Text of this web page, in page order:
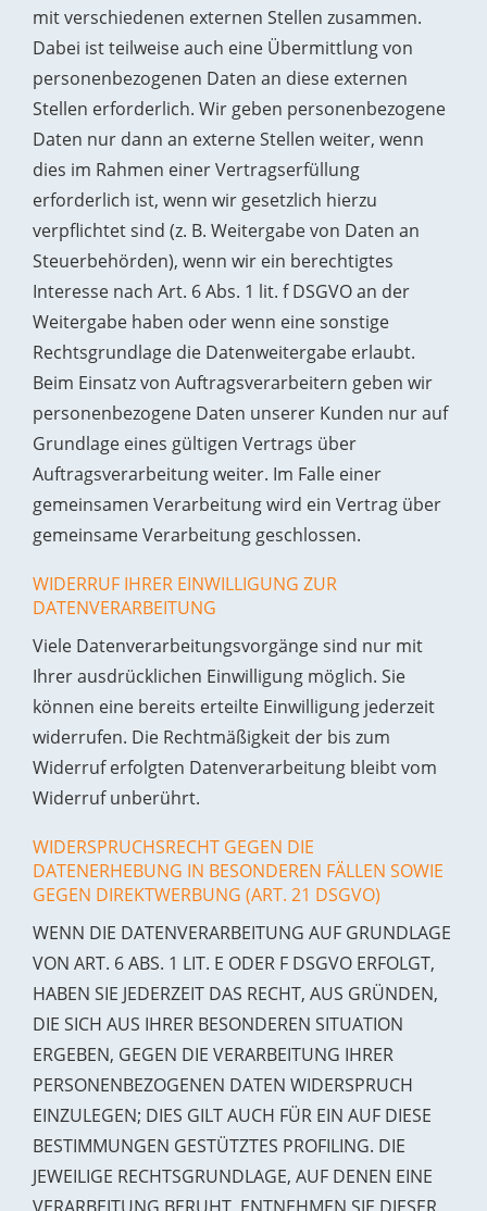
mit verschiedenen externen Stellen zusammen.
Dabei ist teilweise auch eine Übermittlung von
personenbezogenen Daten an diese externen
Stellen erforderlich. Wir geben personenbezogene
Daten nur dann an externe Stellen weiter, wenn
dies im Rahmen einer Vertragserfüllung
erforderlich ist, wenn wir gesetzlich hierzu
verpflichtet sind (z. B. Weitergabe von Daten an
Steuerbehörden), wenn wir ein berechtigtes
Interesse nach Art. 6 Abs. 1 lit. f DSGVO an der
Weitergabe haben oder wenn eine sonstige
Rechtsgrundlage die Datenweitergabe erlaubt.
Beim Einsatz von Auftragsverarbeitern geben wir
personenbezogene Daten unserer Kunden nur auf
Grundlage eines gültigen Vertrags über
Auftragsverarbeitung weiter. Im Falle einer
gemeinsamen Verarbeitung wird ein Vertrag über
gemeinsame Verarbeitung geschlossen.
WIDERRUF IHRER EINWILLIGUNG ZUR
DATENVERARBEITUNG
Viele Datenverarbeitungsvorgänge sind nur mit
Ihrer ausdrücklichen Einwilligung möglich. Sie
können eine bereits erteilte Einwilligung jederzeit
widerrufen. Die Rechtmäßigkeit der bis zum
Widerruf erfolgten Datenverarbeitung bleibt vom
Widerruf unberührt.
WIDERSPRUCHSRECHT GEGEN DIE
DATENERHEBUNG IN BESONDEREN FÄLLEN SOWIE
GEGEN DIREKTWERBUNG (ART. 21 DSGVO)
WENN DIE DATENVERARBEITUNG AUF GRUNDLAGE
VON ART. 6 ABS. 1 LIT. E ODER F DSGVO ERFOLGT,
HABEN SIE JEDERZEIT DAS RECHT, AUS GRÜNDEN,
DIE SICH AUS IHRER BESONDEREN SITUATION
ERGEBEN, GEGEN DIE VERARBEITUNG IHRER
PERSONENBEZOGENEN DATEN WIDERSPRUCH
EINZULEGEN; DIES GILT AUCH FÜR EIN AUF DIESE
BESTIMMUNGEN GESTÜTZTES PROFILING. DIE
JEWEILIGE RECHTSGRUNDLAGE, AUF DENEN EINE